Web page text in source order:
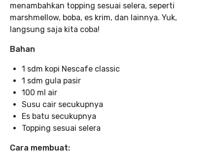
menambahkan topping sesuai selera, seperti
marshmellow, boba, es krim, dan lainnya. Yuk,
langsung saja kita coba!
Bahan
1 sdm kopi Nescafe classic
1 sdm gula pasir
100 ml air
Susu cair secukupnya
Es batu secukupnya
Topping sesuai selera
Cara membuat: